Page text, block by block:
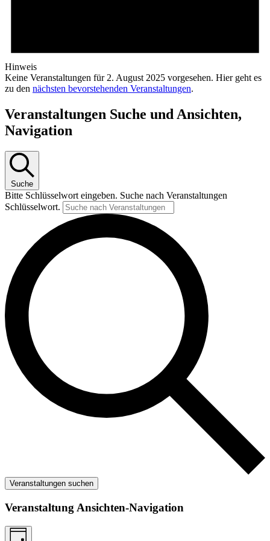
Hinweis
Keine Veranstaltungen für 2. August 2025 vorgesehen. Hier geht es
zu den nächsten bevorstehenden Veranstaltungen.
Veranstaltungen Suche und Ansichten,
Navigation
Suche
Bitte Schlüsselwort eingeben. Suche nach Veranstaltungen
Schlüsselwort.
Veranstaltungen suchen
Veranstaltung Ansichten-Navigation